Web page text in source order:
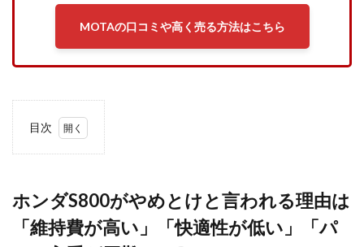
MOTAの口コミや高く売る方法はこちら
目次
S800
がや
めと
けと
ホンダS800がやめとけと言われる理由は
「維持費が高い」「快適性が低い」「パ